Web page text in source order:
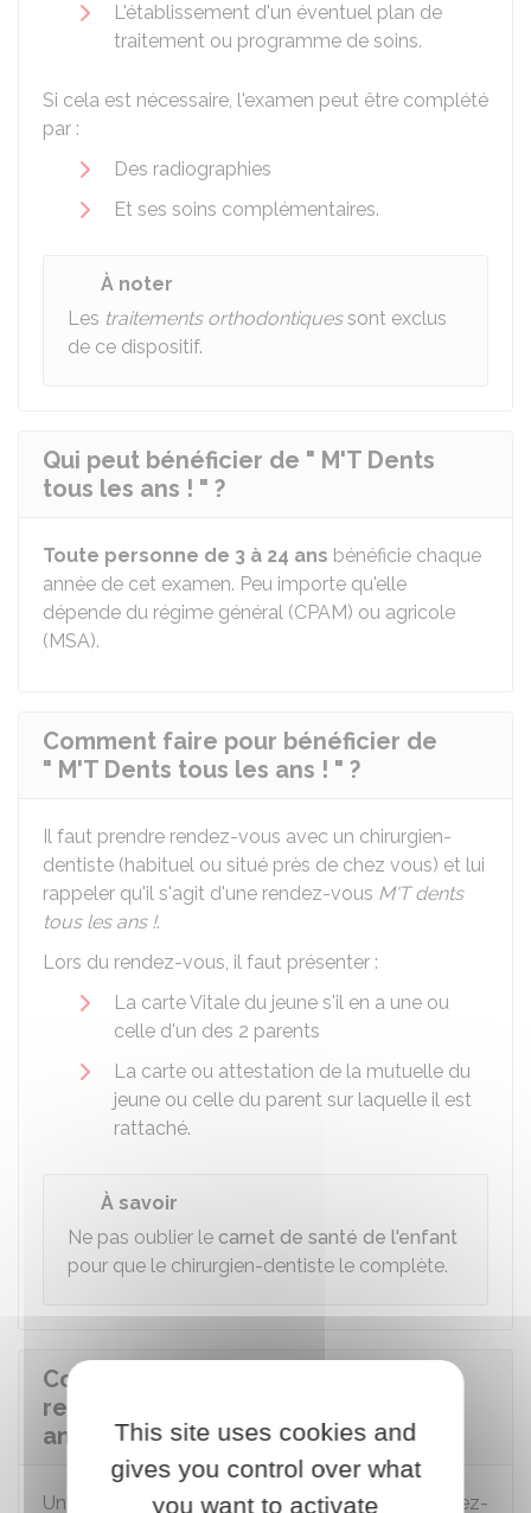
L'établissement d'un éventuel plan de
traitement ou programme de soins.
Si cela est nécessaire, l'examen peut être complété
par :
Des radiographies
Et ses soins complémentaires.
À noter
Les traitements orthodontiquessont exclus
de ce dispositif.
Qui peut bénéficier de " M'T Dents
tous les ans ! " ?
Toute personne de 3 à 24 ans bénéficie chaque
année de cet examen. Peu importe qu'elle
dépende du régime général (CPAM) ou agricole
(MSA).
Comment faire pour bénéficier de
" M'T Dents tous les ans ! " ?
Il faut prendre rendez-vous avec un chirurgien-
dentiste (habituel ou situé près de chez vous) et lui
rappeler qu'il s'agit d'une rendez-vous M'T dents
tous les ans !.
Lors du rendez-vous, il faut présenter :
La carte Vitale du jeune s'il en a une ou
celle d'un des 2 parents
La carte ou attestation de la mutuelle du
jeune ou celle du parent sur laquelle il est
rattaché.
À savoir
Ne pas oublier le carnet de santé de l'enfant
pour que le chirurgien-dentiste le complète.
Comment est-on prévenu d'un
rendez-vous " M'T dents tous les
ans ! " ?
Une invitationrappelant chaque année ce rendez-
This site uses cookies and
gives you control over what
you want to activate